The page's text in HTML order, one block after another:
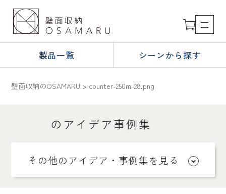
製品一覧 シーンから探す
壁面収納のOSAMARU > counter-250m-28.png
のアイデア事例集
その他のアイデア・事例集を見る